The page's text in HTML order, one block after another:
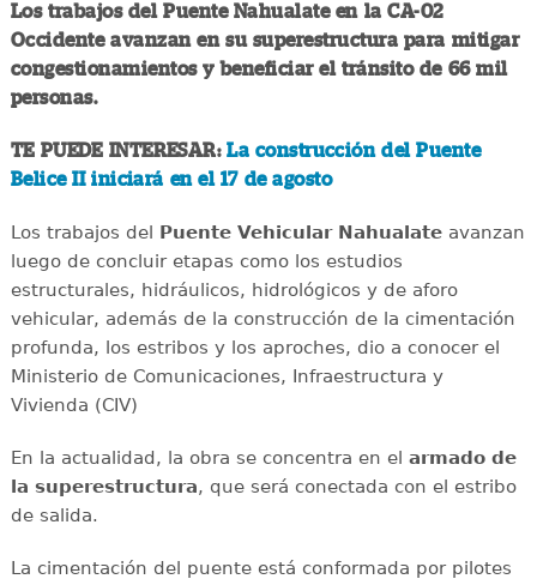
Los trabajos del Puente Nahualate en la CA-02
Occidente avanzan en su superestructura para mitigar
congestionamientos y beneficiar el tránsito de 66 mil
personas.
TE PUEDE INTERESAR:La construcción del Puente
Belice II iniciará en el 17 de agosto
Los trabajos del Puente Vehicular Nahualateavanzan
luego de concluir etapas como los estudios
estructurales, hidráulicos, hidrológicos y de aforo
vehicular, además de la construcción de la cimentación
profunda, los estribos y los aproches, dio a conocer el
Ministerio de Comunicaciones, Infraestructura y
Vivienda (CIV)
En la actualidad, la obra se concentra en el armado de
la superestructura, que será conectada con el estribo
de salida.
La cimentación del puente está conformada por pilotes